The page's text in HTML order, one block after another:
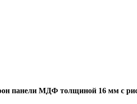
панели МДФ толщиной 16 мм с